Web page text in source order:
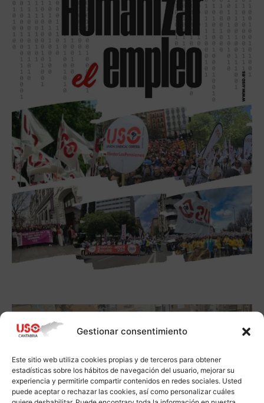
Gestionar consentimiento
Este sitio web utiliza cookies propias y de terceros para obtener
estadísticas sobre los hábitos de navegación del usuario, mejorar su
experiencia y permitirle compartir contenidos en redes sociales. Usted
puede aceptar o rechazar las cookies, así como personalizar cuáles